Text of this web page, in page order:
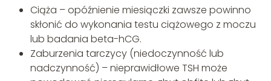
Ciąża – opóźnienie miesiączki zawsze powinno
skłonić do wykonania testu ciążowego z moczu
lub badania beta-hCG.
Zaburzenia tarczycy (niedoczynność lub
nadczynność) – nieprawidłowe TSH może